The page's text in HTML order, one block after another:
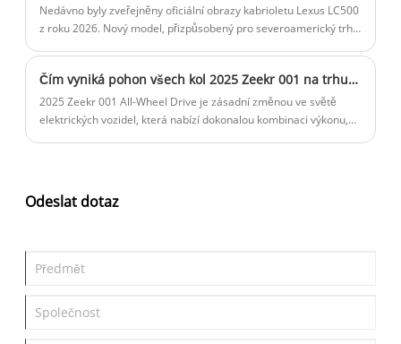
bude oficiálně spuštěn ve druhém čtvrtletí letošního roku.
Nedávno byly zveřejněny oficiální obrazy kabrioletu Lexus LC500
z roku 2026. Nový model, přizpůsobený pro severoamerický trh,
což znamená skromný nárůst o 800 USD oproti předchozí verzi.
Pozoruhodné je, že 2026 LC 500 také debutuje „Inspirační série“,
limitovanou edici omezenou na 350 jednotek výhradně pro
Čím vyniká pohon všech kol 2025 Zeekr 001 na trhu EV
2025 Zeekr 001 All-Wheel Drive je zásadní změnou ve světě
elektrických vozidel, která nabízí dokonalou kombinaci výkonu,
nejčastějších otázek o pohonu všech kol Zeekr 001 a
poskytneme vám všechny informace, které potřebujete, abyste
Odeslat dotaz